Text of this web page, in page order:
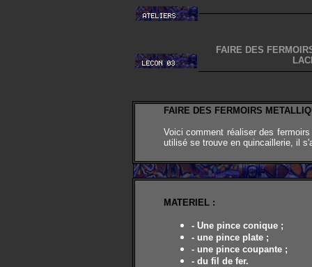
FAIRE DES
FAIRE DES FERMOIRS
Voici comment réaliser des
utilisé se trouve en quincaillerie, il
MATERIEL :
- Une pince conique ;
- une pince plate ;
- une pince coupante ;
- du fil de fer.